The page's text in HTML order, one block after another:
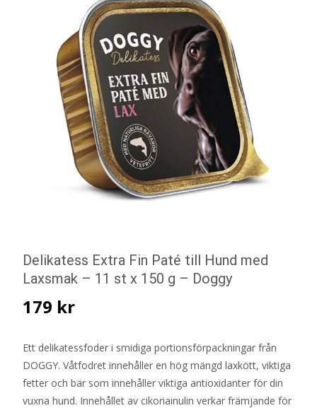
Delikatess Extra Fin Paté till Hund med
Laxsmak – 11 st x 150 g – Doggy
179 kr
Ett delikatessfoder i smidiga portionsförpackningar från
DOGGY. Våtfodret innehåller en hög mängd laxkött, viktiga
fetter och bär som innehåller viktiga antioxidanter för din
vuxna hund. Innehållet av cikoriainulin verkar främjande för